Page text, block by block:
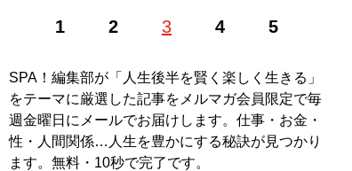
1 2 3 4 5
記事一覧へ
SPA！編集部が「人生後半を賢く楽しく生きる」
をテーマに厳選した記事をメルマガ会員限定で毎
週金曜日にメールでお届けします。仕事・お金・
性・人間関係…人生を豊かにする秘訣が見つかり
ます。無料・10秒で完了です。